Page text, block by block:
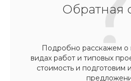
Обратная
Подробно расскажем о
видах работ и типовых
стоимость и подготовим